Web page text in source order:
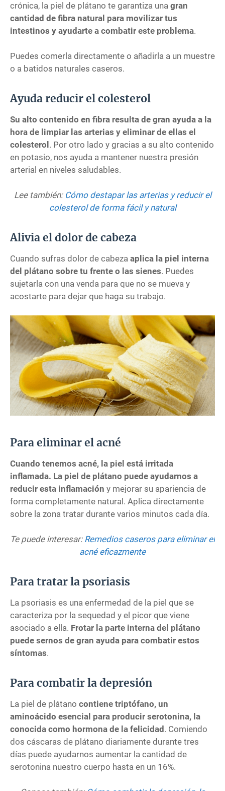
crónica, la piel de plátano te garantiza una gran
cantidad de fibra natural para movilizar tus
intestinos y ayudarte a combatir este problema.
Puedes comerla directamente o añadirla a un muestre
o a batidos naturales caseros.
Ayuda reducir el colesterol
Su alto contenido en fibra resulta de gran ayuda a la
hora de limpiar las arterias y eliminar de ellas el
colesterol . Por otro lado y gracias a su alto contenido
en potasio, nos ayuda a mantener nuestra presión
arterial en niveles saludables.
Lee también: Cómo destapar las arterias y reducir el
colesterol de forma fácil y natural
Alivia el dolor de cabeza
Cuando sufras dolor de cabeza aplica la piel interna
del plátano sobre tu frente o las sienes. Puedes
sujetarla con una venda para que no se mueva y
acostarte para dejar que haga su trabajo.
Para eliminar el acné
Cuando tenemos acné, la piel está irritada
inflamada. La piel de plátano puede ayudarnos a
reducir esta inflamación y mejorar su apariencia de
forma completamente natural. Aplica directamente
sobre la zona tratar durante varios minutos cada día.
Te puede interesar: Remedios caseros para eliminar el
acné eficazmente
Para tratar la psoriasis
La psoriasis es una enfermedad de la piel que se
caracteriza por la sequedad y el picor que viene
asociado a ella. Frotar la parte interna del plátano
puede sernos de gran ayuda para combatir estos
síntomas.
Para combatir la depresión
La piel de plátano contiene triptófano, un
aminoácido esencial para producir serotonina, la
conocida como hormona de la felicidad. Comiendo
dos cáscaras de plátano diariamente durante tres
días puede ayudarnos aumentar la cantidad de
serotonina nuestro cuerpo hasta en un 16%.